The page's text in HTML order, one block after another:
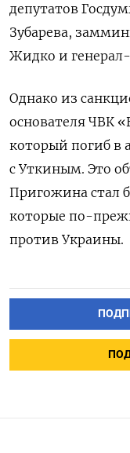
депутатов
Зубарева,
Жидко и
Однако из
основателя ЧВК
который погиб в
с Уткиным. Это
Пригожина стал
которые по-
против Украины.